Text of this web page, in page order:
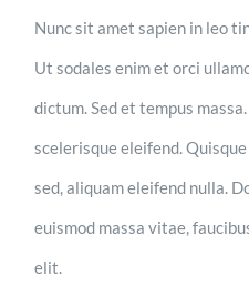
Nunc sit amet sapien in leo
Ut sodales enim et orci
dictum. Sed et tempus
scelerisque eleifend.
sed, aliquam eleifend nulla.
euismod massa vitae,
elit.